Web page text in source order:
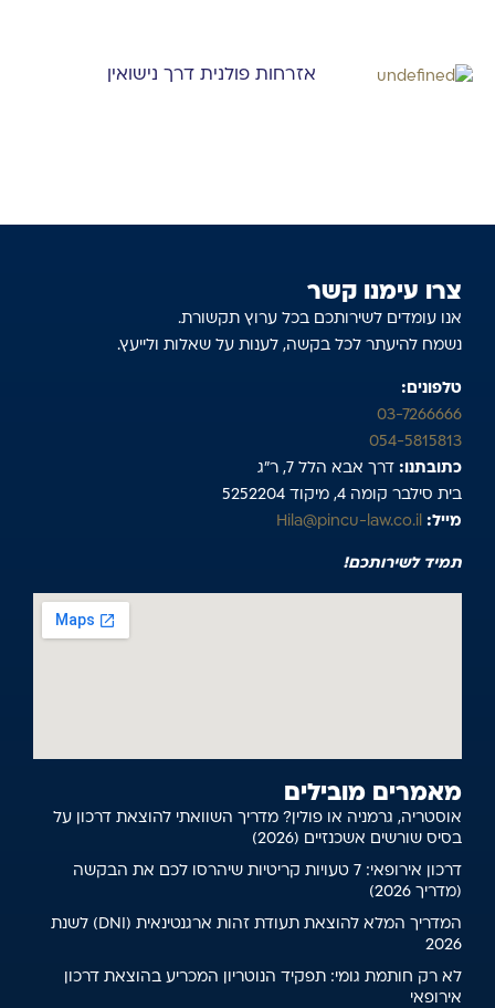
אזרחות פולנית דרך נישואין
צרו עימנו קשר
אנו עומדים לשירותכם בכל ערוץ תקשורת.
נשמח להיעתר לכל בקשה, לענות על שאלות ולייעץ.
טלפונים:
03-7266666
054-5815813
כתובתנו: דרך אבא הלל 7, ר”ג
בית סילבר קומה 4, מיקוד 5252204
מייל:
Hila@pincu-law.co.il
תמיד לשירותכם!
מאמרים מובילים
אוסטריה, גרמניה או פולין? מדריך השוואתי להוצאת דרכון על
בסיס שורשים אשכנזיים (2026)
דרכון אירופאי: 7 טעויות קריטיות שיהרסו לכם את הבקשה
(מדריך 2026)
המדריך המלא להוצאת תעודת זהות ארגנטינאית (DNI) לשנת
2026
לא רק חותמת גומי: תפקיד הנוטריון המכריע בהוצאת דרכון
אירופאי